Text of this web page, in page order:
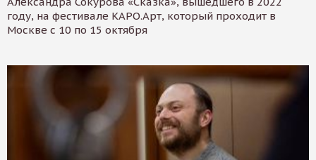
году, на фестивале КАРО.Арт, который проходит в
Москве с 10 по 15 октября